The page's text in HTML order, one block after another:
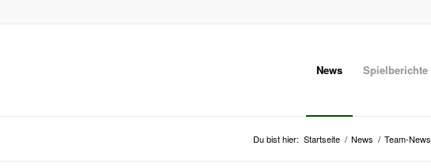
News Spielberichte
Du bist hier: Startseite / News / Team-News